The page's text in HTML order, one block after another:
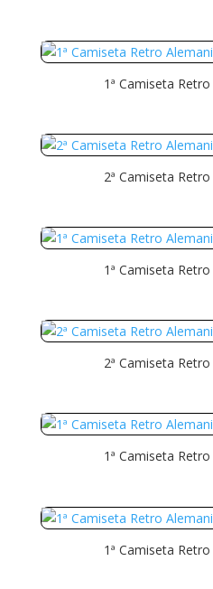
1ª Camiseta
2ª Camiseta
1ª Camiseta
2ª Camiseta
1ª Camiseta
1ª Camiseta